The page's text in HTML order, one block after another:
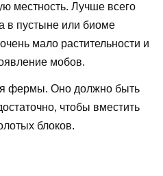
местность. Лучше всего
в пустыне или биоме
мало растительности и
мобов.
фермы. Оно должно быть
чтобы вместить
блоков.